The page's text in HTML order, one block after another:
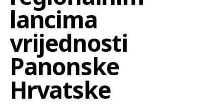
lancima
vrijednosti
Panonske
Hrvatske